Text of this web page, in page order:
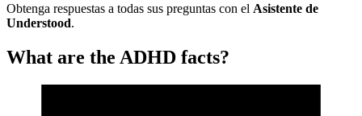
Obtenga respuestas a todas sus preguntas con el Asistente de
Understood.
What are the ADHD facts?